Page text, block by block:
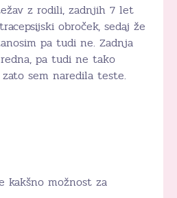
z rodili, zadnjih 7 let
obroček, sedaj že
pa tudi ne. Zadnja
pa tudi ne tako
sem naredila teste.
kakšno možnost za